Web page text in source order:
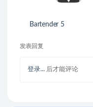
Bartender 5
发表回复
登录... 后才能评论